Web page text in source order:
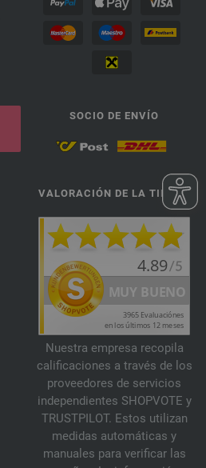
SOCIO DE ENVÍO
VALORACIÓN DE LA TIENDA
Nuestra empresa recopila
calificaciones a través de los
proveedores de servicios
independientes SHOPVOTE y
TRUSTPILOT. Estos utilizan
medidas automáticas y
manuales para verificar las